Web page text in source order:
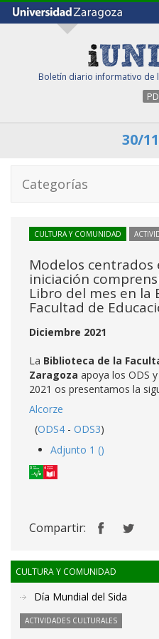
Boletín diario informativo de
30/
Categorías
CULTURA Y COMUNIDAD
Modelos centrados
iniciación
Libro del mes en la
Facultad de
Diciembre 2021
La Biblioteca de la
Zaragoza apoya los ODS
2021 os presentamos la
Alcorze
(ODS4 - ODS3)
Adjunto 1 ()
Compartir:
CULTURA Y COMUNIDAD
Día Mundial del Sida
ACTIVIDADES CULTURALES